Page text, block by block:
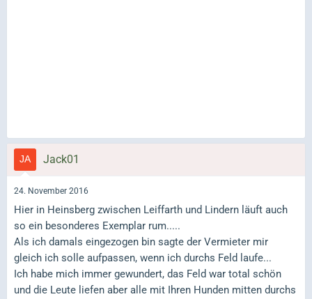
Jack01
24. November 2016
Hier in Heinsberg zwischen Leiffarth und Lindern läuft auch
so ein besonderes Exemplar rum.....
Als ich damals eingezogen bin sagte der Vermieter mir
gleich ich solle aufpassen, wenn ich durchs Feld laufe...
Ich habe mich immer gewundert, das Feld war total schön
und die Leute liefen aber alle mit Ihren Hunden mitten durchs